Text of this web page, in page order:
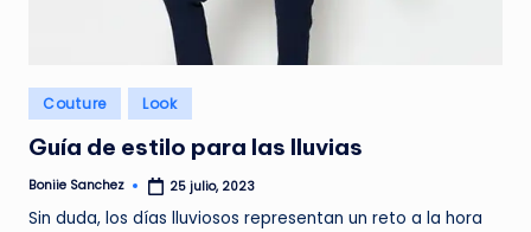
Publicado
en
Couture Look
Guía de estilo para las lluvias
Publicado
Boniie Sanchez 25 julio, 2023
Sin duda, los días lluviosos representan un reto a la hora